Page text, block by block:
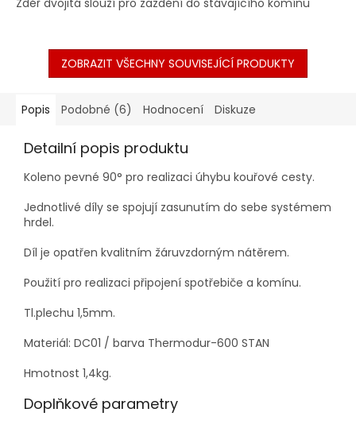
Zděř dvojitá slouží pro zazdění do stávajícího komínu
ZOBRAZIT VŠECHNY SOUVISEJÍCÍ PRODUKTY
Popis Podobné (6) Hodnocení Diskuze
Detailní popis produktu
Koleno pevné 90° pro realizaci úhybu kouřové cesty.
Jednotlivé díly se spojují zasunutím do sebe systémem
hrdel.
Díl je opatřen kvalitním žáruvzdorným nátěrem.
Použití pro realizaci připojení spotřebiče a komínu.
Tl.plechu 1,5mm.
Materiál: DC01 / barva Thermodur-600 STAN
Hmotnost 1,4kg.
Doplňkové parametry